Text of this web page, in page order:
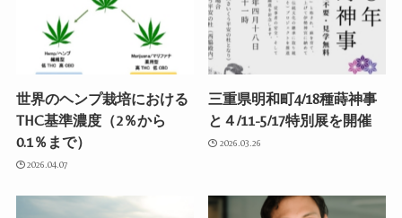
世界のヘンプ栽培における
THC基準濃度（2％から
0.1％まで）
2026.04.07
三重県明和町4/18種蒔神事
と４/11-5/17特別展を開催
2026.03.26